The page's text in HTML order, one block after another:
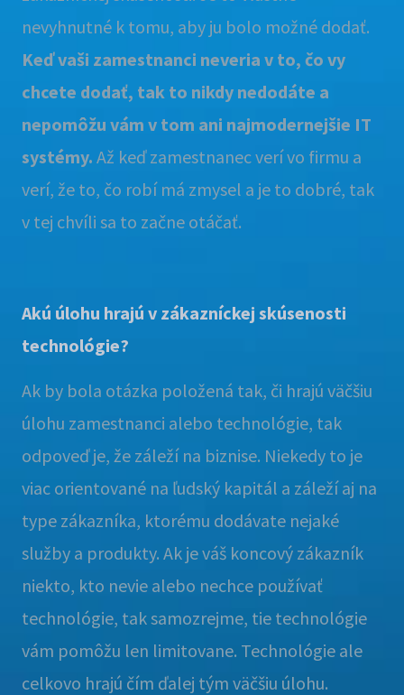
nevyhnutné k tomu, aby ju bolo možné dodať.
Keď vaši zamestnanci neveria v to, čo vy
chcete dodať, tak to nikdy nedodáte a
nepomôžu vám v tom ani najmodernejšie IT
systémy. Až keď zamestnanec verí vo firmu a
verí, že to, čo robí má zmysel a je to dobré, tak
v tej chvíli sa to začne otáčať.
Akú úlohu hrajú v zákazníckej skúsenosti
technológie?
Ak by bola otázka položená tak, či hrajú väčšiu
úlohu zamestnanci alebo technológie, tak
odpoveď je, že záleží na biznise. Niekedy to je
viac orientované na ľudský kapitál a záleží aj na
type zákazníka, ktorému dodávate nejaké
služby a produkty. Ak je váš koncový zákazník
niekto, kto nevie alebo nechce používať
technológie, tak samozrejme, tie technológie
vám pomôžu len limitovane. Technológie ale
celkovo hrajú čím ďalej tým väčšiu úlohu.